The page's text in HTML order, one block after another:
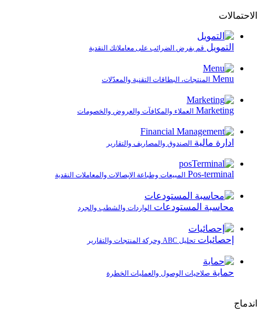
الاحتمالات
التمويل قم بفرض الضرائب على معاملاتك النقدية
Menu المنتجات، البطاقات التقنية والمعدّلات
Marketing العملاء والمكافآت والعروض والخصومات
ادارة مالية الصندوق والمصاريف والتقارير
Pos-terminal المبيعات وطباعة الإيصالات والمعاملات النقدية
محاسبة المستودعات الواردات والشطب والجرد
إحصائيات تحليل ABC وحركة المنتجات والتقارير
حماية صلاحيات الوصول والعمليات الخطرة
اندماج